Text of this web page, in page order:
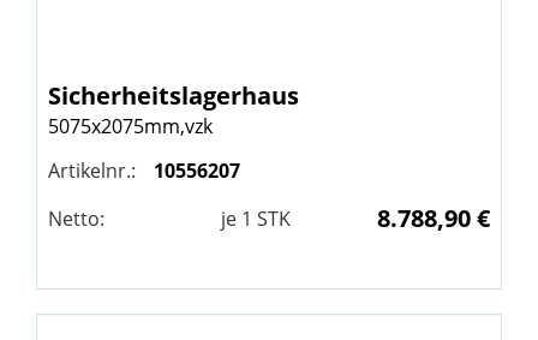
Sicherheitslagerhaus
5075x2075mm,vzk
Artikelnr.:
10556207
Netto:
je 1 STK 8.788,90 €